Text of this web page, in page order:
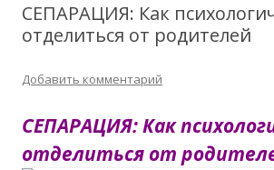
СЕПАРАЦИЯ: Как
отделиться от родителей
Добавить комментарий
СЕПАРАЦИЯ: Как
отделиться от